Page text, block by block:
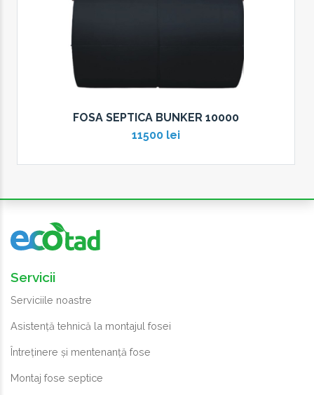
FOSA SEPTICA BUNKER 10000
11500 lei
Servicii
Serviciile noastre
Asistență tehnică la montajul fosei
Întreținere și mentenanță fose
Montaj fose septice